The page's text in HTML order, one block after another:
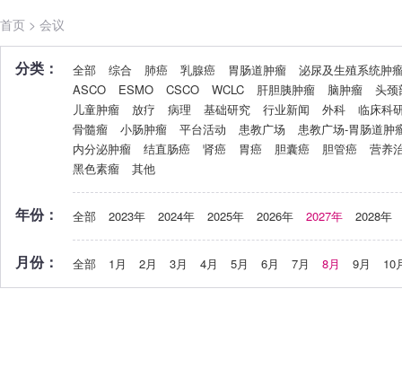
首页 > 会议
分类： 全部 综合 肺癌 乳腺癌 胃肠道肿瘤
泌尿及生殖系统肿
ASCO
ESMO CSCO WCLC 肝胆胰肿瘤 脑肿瘤
头颈
儿童肿瘤
放疗 病理 基础研究 行业新闻 外科
临床科
骨髓瘤
小肠肿瘤 平台活动 患教广场
患教广场-胃肠道肿
内分泌肿瘤
结直肠癌 肾癌 胃癌 胆囊癌 胆管癌
营养
黑色素瘤
其他
年份： 全部 2023年 2024年 2025年 2026年 2027年 2028年
月份： 全部 1月 2月 3月 4月 5月 6月 7月 8月 9月 10